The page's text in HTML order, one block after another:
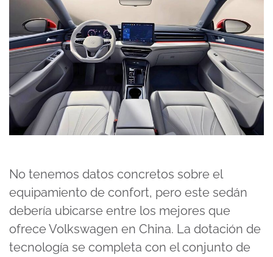
No tenemos datos concretos sobre el
equipamiento de confort, pero este sedán
debería ubicarse entre los mejores que
ofrece Volkswagen en China. La dotación de
tecnología se completa con el conjunto de